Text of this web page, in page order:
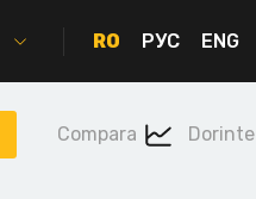
RO РУС ENG
Compara Dorinte